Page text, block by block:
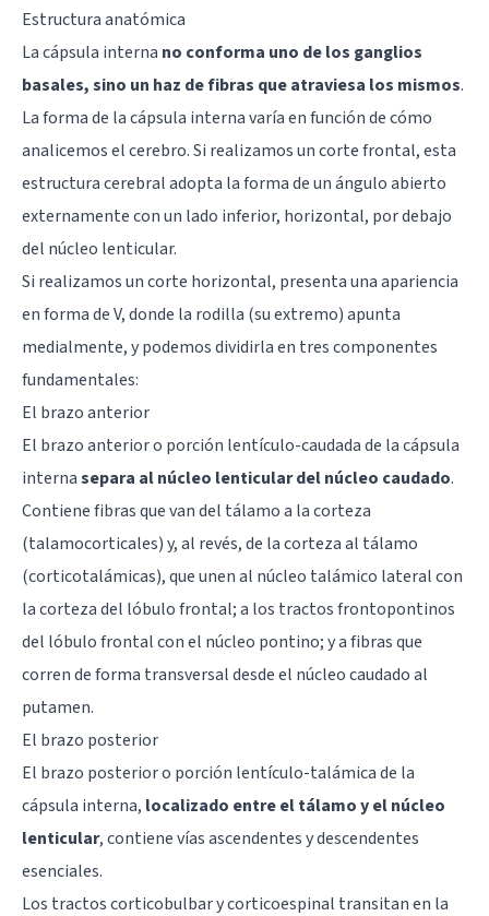
Estructura anatómica
La cápsula interna no conforma uno de los ganglios
basales, sino un haz de fibras que atraviesa los mismos.
La forma de la cápsula interna varía en función de cómo
analicemos el cerebro. Si realizamos un corte frontal, esta
estructura cerebral adopta la forma de un ángulo abierto
externamente con un lado inferior, horizontal, por debajo
del núcleo lenticular.
Si realizamos un corte horizontal, presenta una apariencia
en forma de V, donde la rodilla (su extremo) apunta
medialmente, y podemos dividirla en tres componentes
fundamentales:
El brazo anterior
El brazo anterior o porción lentículo-caudada de la cápsula
internasepara al núcleo lenticular del núcleo caudado.
Contiene fibras que van del tálamo a la corteza
(talamocorticales) y, al revés, de la corteza al tálamo
(corticotalámicas), que unen al núcleo talámico lateral con
la corteza del lóbulo frontal; a los tractos frontopontinos
del lóbulo frontal con el núcleo pontino; y a fibras que
corren de forma transversal desde el núcleo caudado al
putamen.
El brazo posterior
El brazo posterior o porción lentículo-talámica de la
cápsula interna, localizado entre el tálamo y el núcleo
lenticular, contiene vías ascendentes y descendentes
esenciales.
Los tractos corticobulbar y corticoespinal transitan en la